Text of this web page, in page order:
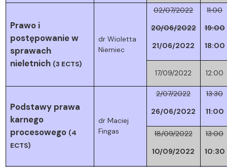
Prawo i
postępowanie w
sprawach
nieletnich (3 ECTS)
dr Wioletta
Niemiec
02/07/2022
20/06/2022
21/06/2022
11:00
19:00
18:00
17/09/2022 12:00
Podstawy prawa
karnego
procesowego (4
ECTS)
dr Maciej
Fingas
2/07/2022
26/06/2022
13:30
11:00
18/09/2022
10/09/2022
13:00
10:30